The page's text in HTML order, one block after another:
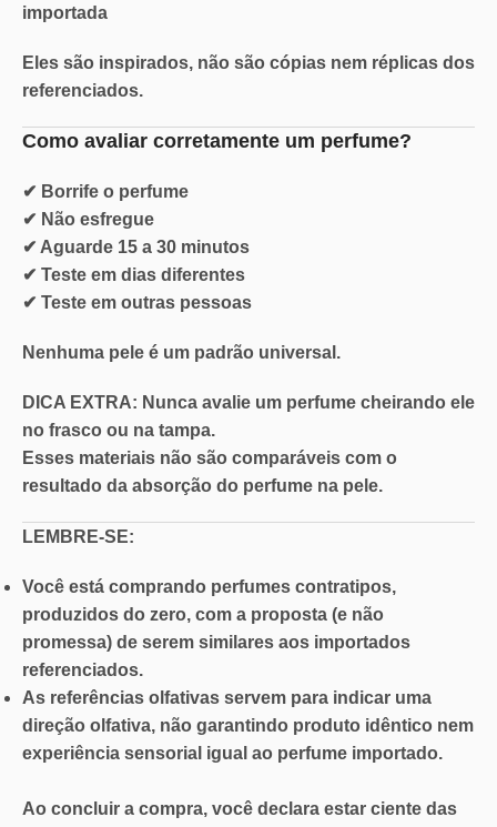
importada
Eles são inspirados, não são cópias nem réplicas dos
referenciados.
Como avaliar corretamente um perfume?
✔ Borrife o perfume
✔ Não esfregue
✔ Aguarde 15 a 30 minutos
✔ Teste em dias diferentes
✔ Teste em outras pessoas
Nenhuma pele é um padrão universal.
DICA EXTRA: Nunca avalie um perfume cheirando ele
no frasco ou na tampa.
Esses materiais não são comparáveis com o
resultado da absorção do perfume na pele.
LEMBRE-SE:
Você está comprando perfumes contratipos,
produzidos do zero, com a proposta (e não
promessa) de serem similares aos importados
referenciados.
As referências olfativas servem para indicar uma
direção olfativa, não garantindo produto idêntico nem
experiência sensorial igual ao perfume importado.
Ao concluir a compra, você declara estar ciente das